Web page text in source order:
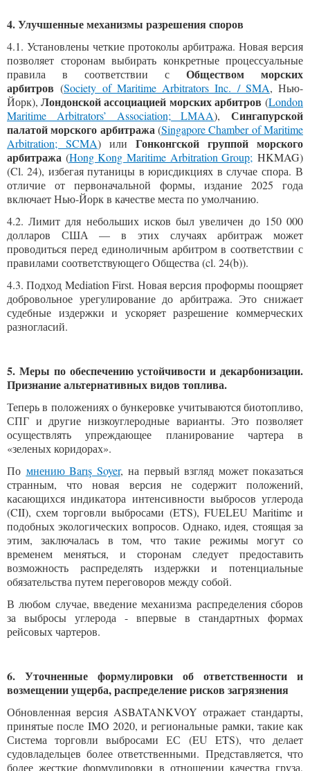
4.Улучшенные механизмы разрешения споров
4.1. Установлены четкие протоколы арбитража. Новая версия
позволяет сторонам выбирать конкретные процессуальные
правила в соответствии с Обществом морских
арбитров (Society of Maritime Arbitrators Inc. / SMA, Нью-
Йорк),Лондонской ассоциацией морских арбитров (London
Maritime Arbitrators’ Association; LMAA), Сингапурской
палатой морского арбитража (Singapore Chamber of Maritime
Arbitration; SCMA) или Гонконгской группой морского
арбитража (Hong Kong Maritime Arbitration Group; HKMAG)
(Cl. 24), избегая путаницы в юрисдикциях в случае спора. В
отличие от первоначальной формы, издание 2025 года
включает Нью-Йорк в качестве места по умолчанию.
4.2. Лимит для небольших исков был увеличен до 150 000
долларов США — в этих случаях арбитраж может
проводиться перед единоличным арбитром в соответствии с
правилами соответствующего Общества (cl. 24(b)).
4.3. Подход Mediation First. Новая версия проформы поощряет
добровольное урегулирование до арбитража. Это снижает
судебные издержки и ускоряет разрешение коммерческих
разногласий.
5. Меры по обеспечению устойчивости и декарбонизации.
Признание альтернативных видов топлива.
Теперь в положениях о бункеровке учитываются биотопливо,
СПГ и другие низкоуглеродные варианты. Это позволяет
осуществлять упреждающее планирование чартера в
«зеленых коридорах».
По мнению Barış Soyer, на первый взгляд может показаться
странным, что новая версия не содержит положений,
касающихся индикатора интенсивности выбросов углерода
(CII), схем торговли выбросами (ETS), FUELEU Maritime и
подобных экологических вопросов. Однако, идея, стоящая за
этим, заключалась в том, что такие режимы могут со
временем меняться, и сторонам следует предоставить
возможность распределять издержки и потенциальные
обязательства путем переговоров между собой.
В любом случае, введение механизма распределения сборов
за выбросы углерода - впервые в стандартных формах
рейсовых чартеров.
6. Уточненные формулировки об ответственности и
возмещении ущерба,распределение рисков загрязнения
Обновленная версия ASBATANKVOY отражает стандарты,
принятые после IMO 2020, и региональные рамки, такие как
Система торговли выбросами ЕС (EU ETS), что делает
судовладельцев более ответственными. Представляется, что
более жесткие формулировки в отношении качества груза,